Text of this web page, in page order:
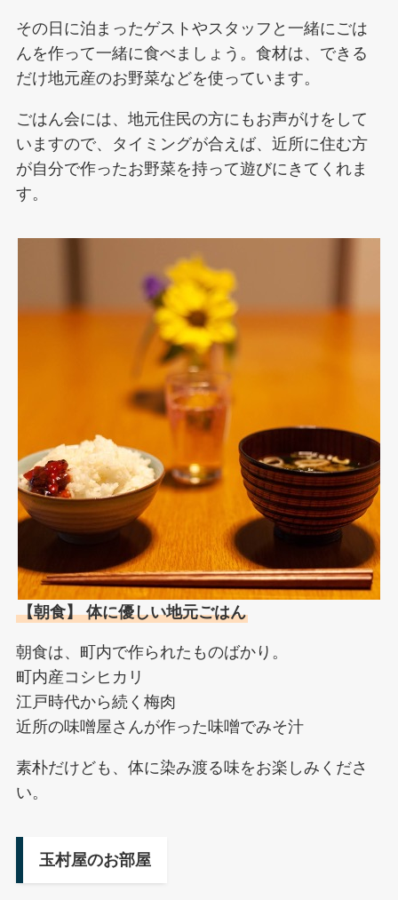
その日に泊まったゲストやスタッフと一緒にごは
んを作って一緒に食べましょう。食材は、できる
だけ地元産のお野菜などを使っています。
ごはん会には、地元住民の方にもお声がけをして
いますので、タイミングが合えば、近所に住む方
が自分で作ったお野菜を持って遊びにきてくれま
す。
【朝食】 体に優しい地元ごはん
朝食は、町内で作られたものばかり。
町内産コシヒカリ
江戸時代から続く梅肉
近所の味噌屋さんが作った味噌でみそ汁
素朴だけども、体に染み渡る味をお楽しみくださ
い。
玉村屋のお部屋